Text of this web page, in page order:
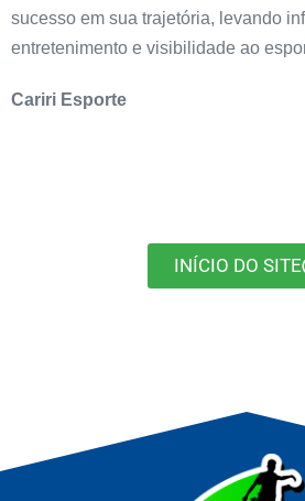
sucesso em sua trajetória, levando
entretenimento e visibilidade ao
Cariri Esporte
INÍCIO DO SITE